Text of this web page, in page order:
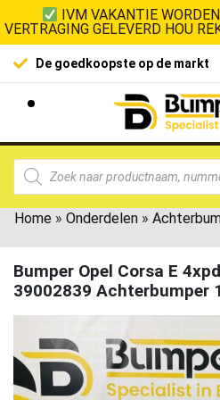
IVM VAKANTIE
VERTRAGING GELEVERD HOU
op de markt
Home » Onderdelen »
Bumper Opel Corsa E
39002839 Achterbumper